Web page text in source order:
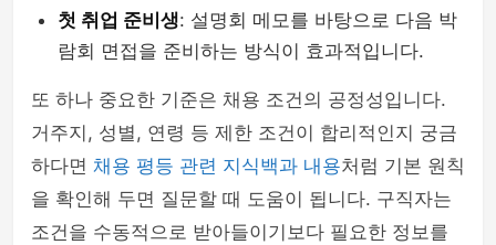
첫 취업 준비생: 설명회 메모를 바탕으로 다음 박
람회 면접을 준비하는 방식이 효과적입니다.
또 하나 중요한 기준은 채용 조건의 공정성입니다.
거주지, 성별, 연령 등 제한 조건이 합리적인지 궁금
하다면 채용 평등 관련 지식백과 내용처럼 기본 원칙
을 확인해 두면 질문할 때 도움이 됩니다. 구직자는
조건을 수동적으로 받아들이기보다 필요한 정보를